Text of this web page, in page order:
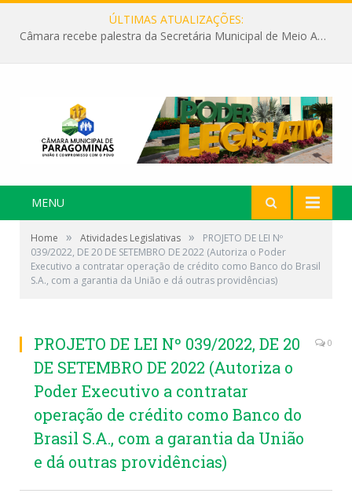
ÚLTIMAS ATUALIZAÇÕES:
Câmara recebe palestra da Secretária Municipal de Meio Ambiente sobre as ações da “SEMANA DO MEIO AMBIENTE”
MENU
Home » Atividades Legislativas »
PROJETO DE LEI Nº
039/2022, DE 20 DE SETEMBRO DE 2022 (Autoriza o Poder
Executivo a contratar operação de crédito como Banco do Brasil
S.A., com a garantia da União e dá outras providências)
PROJETO DE LEI Nº 039/2022, DE 20
DE SETEMBRO DE 2022 (Autoriza o
Poder Executivo a contratar
operação de crédito como Banco do
Brasil S.A., com a garantia da União
e dá outras providências)
0